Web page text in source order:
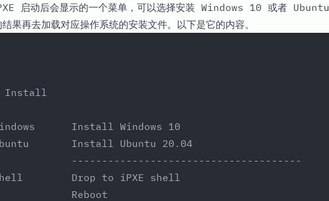
启动后会显示的一个菜单，可以选择安装 Windows 10 或者 Ubuntu
果再去加载对应操作系统的安装文件。以下是它的内容。
Install
Install Windows 10
Install Ubuntu 20.04
--------------------------------------
Drop to iPXE shell
Reboot